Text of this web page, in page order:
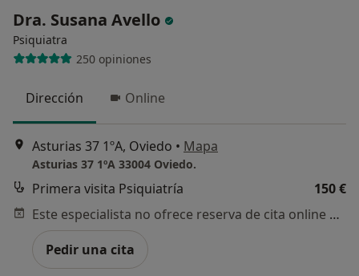
Dra. Susana Avello
Psiquiatra
250 opiniones
Dirección Online
Asturias 37 1ºA, Oviedo • Mapa
Asturias 37 1ºA 33004 Oviedo.
Primera visita Psiquiatría
150 €
Este especialista no ofrece reserva de cita online en esta dirección.
Pedir una cita